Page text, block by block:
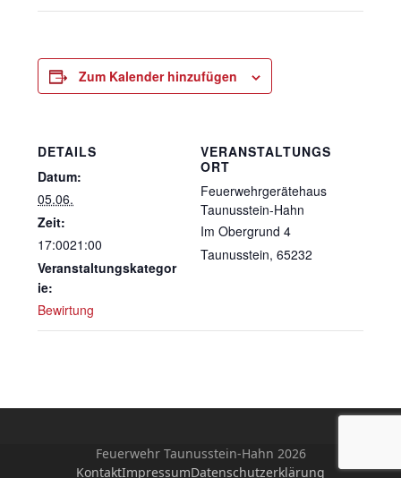
Zum Kalender hinzufügen
DETAILS
Datum:
05.06.
Zeit:
17:0021:00
Veranstaltungskategor
ie:
Bewirtung
VERANSTALTUNGS
ORT
Feuerwehrgerätehaus
Taunusstein-Hahn
Im Obergrund 4
Taunusstein, 65232
Feuerwehr Taunusstein-Hahn 2026
KontaktImpressumDatenschutzerklärung